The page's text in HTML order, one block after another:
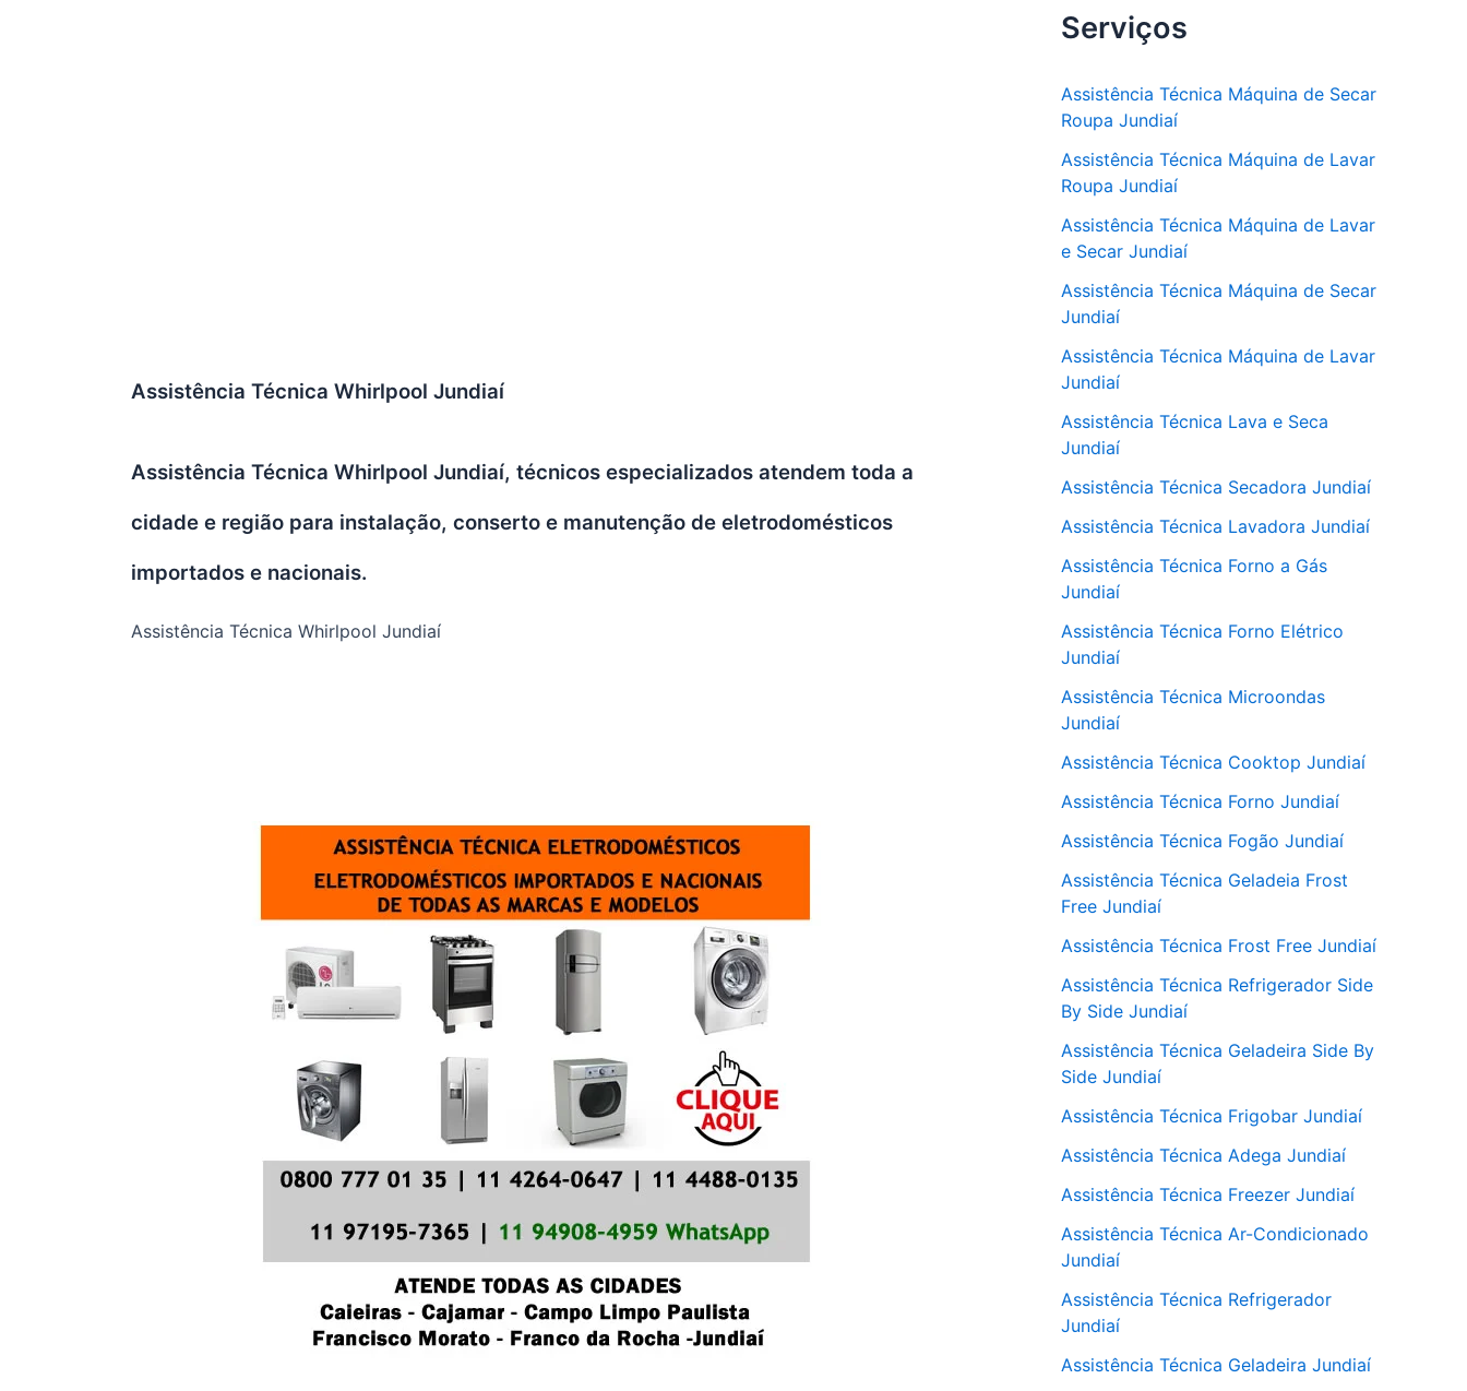
Assistência Técnica Whirlpool Jundiaí
Assistência Técnica Whirlpool Jundiaí, técnicos especializados atendem toda a
cidade e região para instalação, conserto e manutenção de eletrodomésticos
importados e nacionais.
Assistência Técnica Whirlpool Jundiaí
c
b
o
o
k
itt
A
p
Serviços
Assistência Técnica Máquina de Secar
Roupa Jundiaí
Assistência Técnica Máquina de Lavar
Roupa Jundiaí
Assistência Técnica Máquina de Lavar
e Secar Jundiaí
Assistência Técnica Máquina de Secar
Jundiaí
Assistência Técnica Máquina de Lavar
Jundiaí
Assistência Técnica Lava e Seca
Jundiaí
Assistência Técnica Secadora Jundiaí
Assistência Técnica Lavadora Jundiaí
Assistência Técnica Forno a Gás
Jundiaí
Assistência Técnica Forno Elétrico
Jundiaí
Assistência Técnica Microondas
Jundiaí
Assistência Técnica Cooktop Jundiaí
Assistência Técnica Forno Jundiaí
Assistência Técnica Fogão Jundiaí
Assistência Técnica Geladeia Frost
Free Jundiaí
Assistência Técnica Frost Free Jundiaí
Assistência Técnica Refrigerador Side
By Side Jundiaí
Assistência Técnica Geladeira Side By
Side Jundiaí
Assistência Técnica Frigobar Jundiaí
Assistência Técnica Adega Jundiaí
Assistência Técnica Freezer Jundiaí
Assistência Técnica Ar-Condicionado
Jundiaí
Assistência Técnica Refrigerador
Jundiaí
Assistência Técnica Geladeira Jundiaí